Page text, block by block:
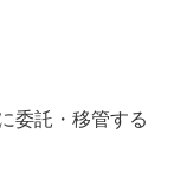
委託・移管する